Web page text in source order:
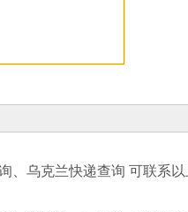
、乌克兰快递查询 可联系以